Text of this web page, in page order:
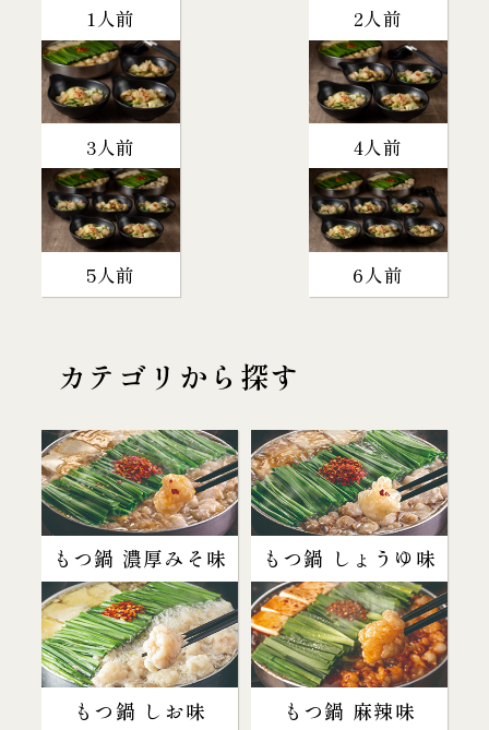
1人前 2人前
3人前 4人前
5人前 6人前
カテゴリから探す
もつ鍋 濃厚みそ味 もつ鍋 しょうゆ味
もつ鍋 しお味 もつ鍋 麻辣味